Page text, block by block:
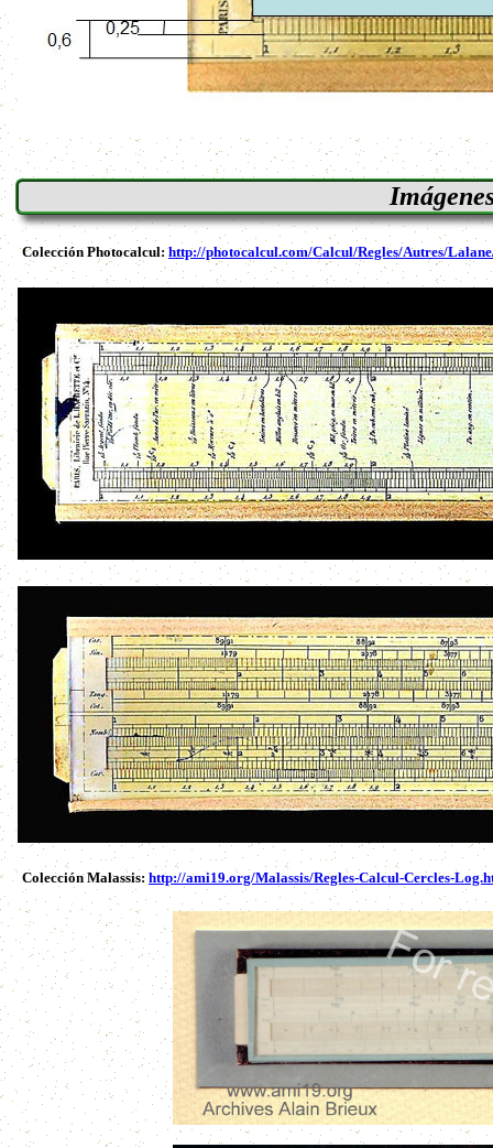
Colección Photocalcul:http://photocalcul.com/Calcul/Regles/Autres/
Colección Malassis: http://ami19.org/Malassis/Regles-Calcul-Cercles-